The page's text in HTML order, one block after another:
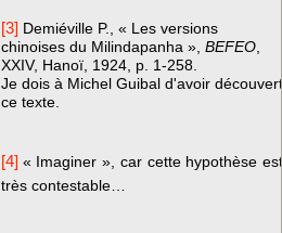
[3] Demiéville P., « Les versions
chinoises du Milindapanha », BEFEO
XXIV, Hanoï, 1924, p. 1-258.
Je dois à Michel Guibal d'avoir découvert
ce texte.
[4] « Imaginer », car cette hypothèse est
très contestable…